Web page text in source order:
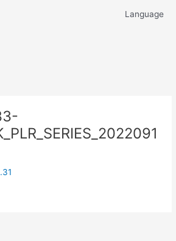
Language